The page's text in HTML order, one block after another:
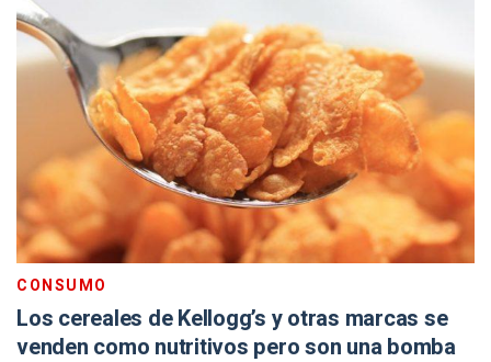
CONSUMO
Los cereales de Kellogg’s y otras marcas se
venden como nutritivos pero son una bomba